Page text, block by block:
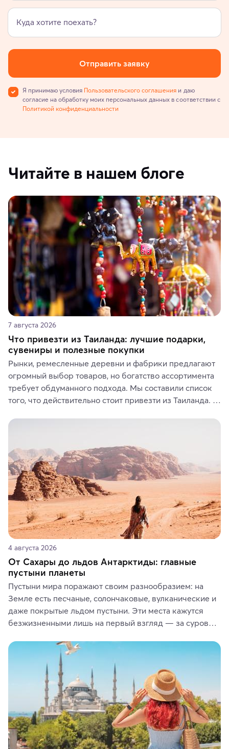
Куда хотите поехать?
Отправить заявку
Я принимаю условия Пользовательского соглашения и даю
согласие на обработку моих персональных данных в соответствии с
Политикой конфиденциальности
Читайте в нашем блоге
7 августа 2026
Что привезти из Таиланда: лучшие подарки,
сувениры и полезные покупки
Рынки, ремесленные деревни и фабрики предлагают
огромный выбор товаров, но богатство ассортимента
требует обдуманного подхода. Мы составили список
того, что действительно стоит привезти из Таиланда.
средства, одежду, украшения, предметы интерьера
где их купить.
4 августа 2026
От Сахары до льдов Антарктиды: главные
пустыни планеты
Пустыни мира поражают своим разнообразием: на
Земле есть песчаные, солончаковые, вулканические и
даже покрытые льдом пустыни. Эти места кажутся
безжизненными лишь на первый взгляд — за суровой
животные и маршруты, которые дарят одни из самых
ярких впечатлений от путешествий.